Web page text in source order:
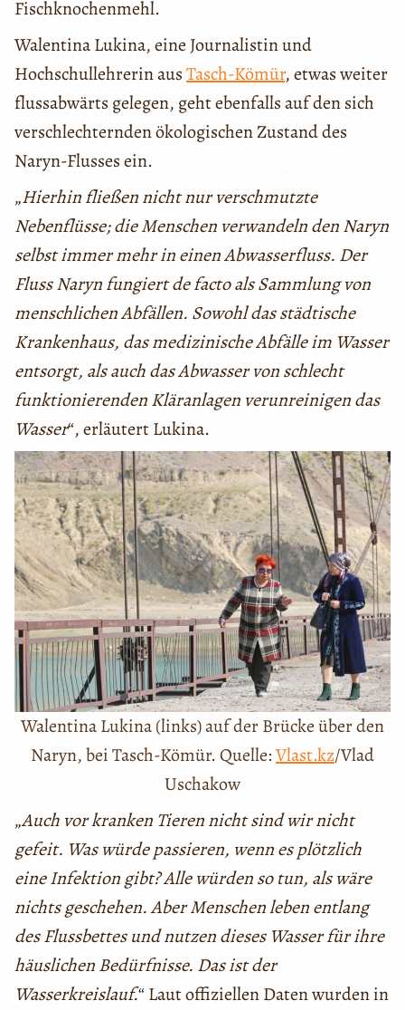
Fischknochenmehl.
Walentina Lukina, eine Journalistin und
Hochschullehrerin ausTasch-Kömür, etwas weiter
flussabwärts gelegen, geht ebenfalls auf den sich
verschlechternden ökologischen Zustand des
Naryn-Flusses ein.
„Hierhin fließen nicht nur verschmutzte
Nebenflüsse; die Menschen verwandeln den Naryn
selbst immer mehr in einen Abwasserfluss. Der
Fluss Naryn fungiert de facto als Sammlung von
menschlichen Abfällen. Sowohl das städtische
Krankenhaus, das medizinische Abfälle im Wasser
entsorgt, als auch das Abwasser von schlecht
funktionierenden Kläranlagen verunreinigen das
Wasser“, erläutert Lukina.
Walentina Lukina (links) auf der Brücke über den
Naryn, bei Tasch-Kömür. Quelle:Vlast.kz/Vlad
Uschakow
„Auch vor kranken Tieren nicht sind wir nicht
gefeit. Was würde passieren, wenn es plötzlich
eine Infektion gibt? Alle würden so tun, als wäre
nichtsgeschehen. Aber Menschen leben entlang
des Flussbettes und nutzen dieses Wasser für ihre
häuslichen Bedürfnisse. Das ist der
Wasserkreislauf.“ Laut offiziellen Daten wurden in